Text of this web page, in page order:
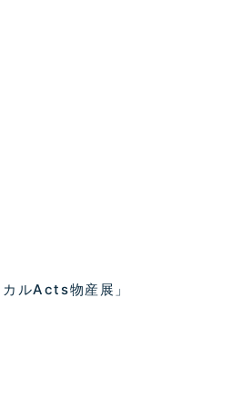
ルActs物産展」